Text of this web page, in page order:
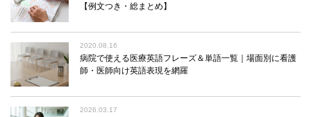
【例文つき・総まとめ】
2020.08.16
病院で使える医療英語フレーズ＆単語一覧｜場面別に看護
師・医師向け英語表現を網羅
2026.03.17